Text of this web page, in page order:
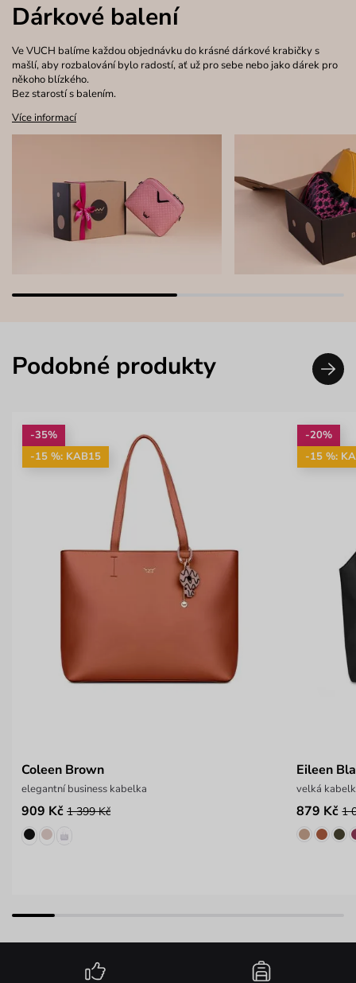
Dárkové balení
Ve VUCH balíme každou objednávku do krásné dárkové krabičky s
mašlí, aby rozbalování bylo radostí, ať už pro sebe nebo jako dárek pro
někoho blízkého.
Bez starostí s balením.
Více informací
Podobné produkty
-35%
-15 %: KAB15
Coleen Brown
elegantní business kabelka
909 Kč 1 399 Kč
-20%
-15 %:
Eileen
velká
879 Kč 1